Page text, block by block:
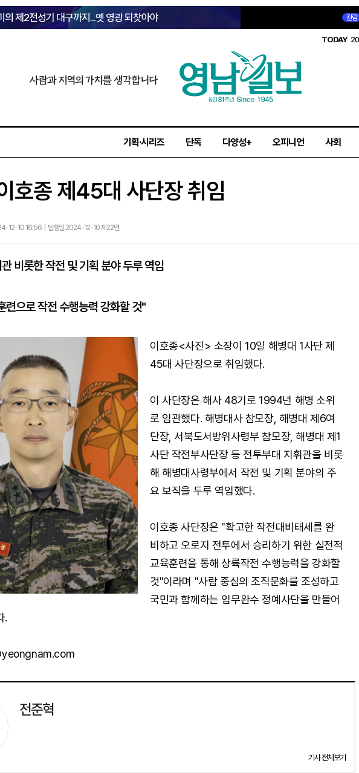
의 제2전성기 대구까지...옛 영광 되찾아야 칼럼
TODAY
사람과 지역의 가치를 생각합니다
기획·시리즈 단독 다양성+ 오피니언 사회
호종 제45대 사단장 취임
12-10 16:56 | 발행일 2024-12-10 제22면
비롯한 작전 및 기획 분야 두루 역임
련으로 작전 수행능력 강화할 것"
이호종<사진> 소장이 10일 해병대 1사단 제
45대 사단장으로 취임했다.
이 사단장은 해사 48기로 1994년 해병 소위
로 임관했다. 해병대사 참모장, 해병대 제6여
단장, 서북도서방위사령부 참모장, 해병대 제1
사단 작전부사단장 등 전투부대 지휘관을 비롯
해 해병대사령부에서 작전 및 기획 분야의 주
요 보직을 두루 역임했다.
이호종 사단장은 "확고한 작전대비태세를 완
비하고 오로지 전투에서 승리하기 위한 실전적
교육훈련을 통해 상륙작전 수행능력을 강화할
것"이라며 "사람 중심의 조직문화를 조성하고
국민과 함께하는 임무완수 정예사단을 만들어
.
전준혁
기사 전체보기